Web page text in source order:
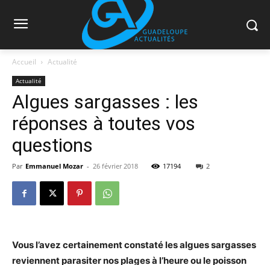
Accueil Actualité
Actualité
Algues sargasses : les
réponses à toutes vos
questions
Par Emmanuel Mozar - 26 février 2018 17194 2
Vous l’avez certainement constaté les algues sargasses
reviennent parasiter nos plages à l’heure ou le poisson